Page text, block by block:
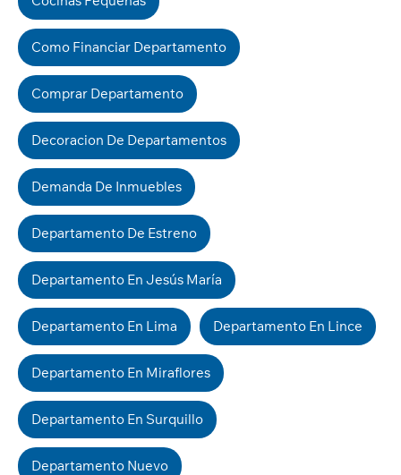
Como Financiar Departamento
Comprar Departamento
Decoracion De Departamentos
Demanda De Inmuebles
Departamento De Estreno
Departamento En Jesús María
Departamento En Lima Departamento En Lince
Departamento En Miraflores
Departamento En Surquillo
Departamento Nuevo